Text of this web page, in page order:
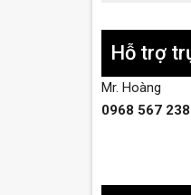
Hỗ trợ
Mr. Hoàng
0968 567 238